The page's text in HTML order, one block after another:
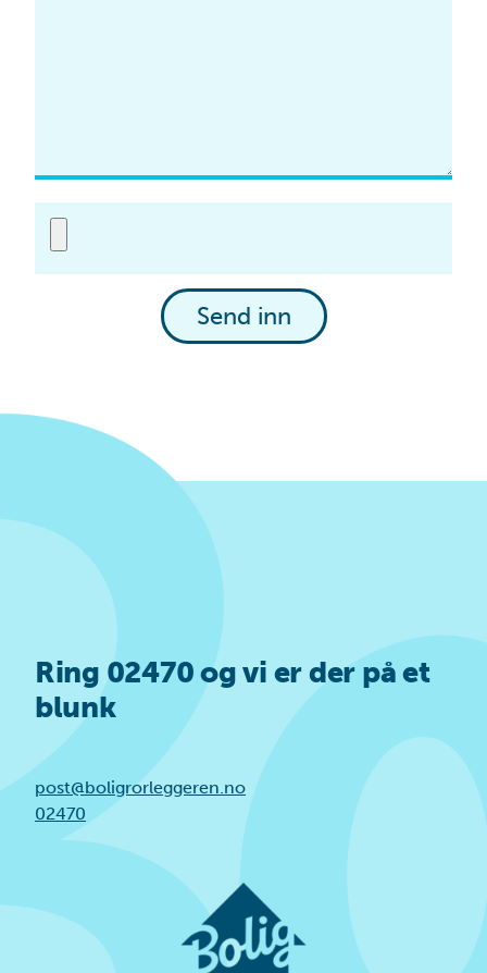
Ring 02470og vi er der på et
blunk
post@boligrorleggeren.no
02470